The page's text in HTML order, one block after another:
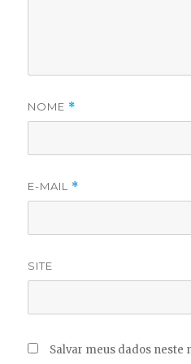
NOME *
E-MAIL *
SITE
Salvar meus dados